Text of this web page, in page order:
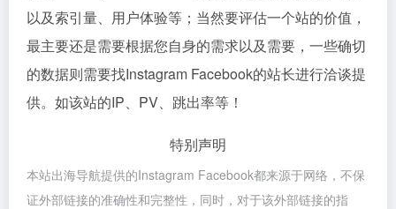
以及索引量、用户体验等；当然要评估一个站的价值，
最主要还是需要根据您自身的需求以及需要，一些确切
的数据则需要找Instagram Facebook的站长进行洽谈提
供。如该站的IP、PV、跳出率等！
特别声明
本站出海导航提供的Instagram Facebook都来源于网络，不保
证外部链接的准确性和完整性，同时，对于该外部链接的指